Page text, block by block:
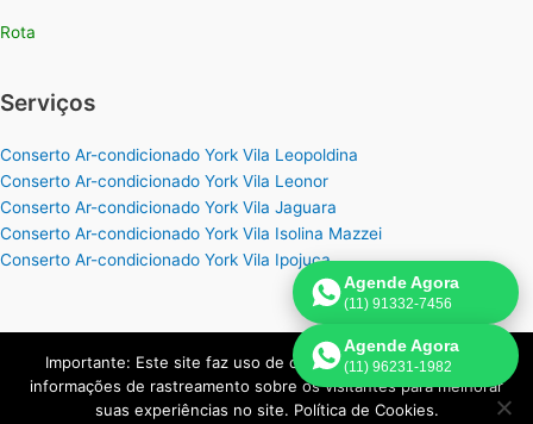
Rota
Serviços
Conserto Ar-condicionado York Vila Leopoldina
Conserto Ar-condicionado York Vila Leonor
Conserto Ar-condicionado York Vila Jaguara
Conserto Ar-condicionado York Vila Isolina Mazzei
Conserto Ar-condicionado York Vila Ipojuca
Copyright © 2026 York Assistência Ar-Condicionado | Criado por:
Página de Venda.
Agende Agora
(11) 91332-7456
Agende Agora
(11) 96231-1982
Importante: Este site faz uso de cookies que podem conter
informações de rastreamento sobre os visitantes para melhorar
suas experiências no site. Política de Cookies.